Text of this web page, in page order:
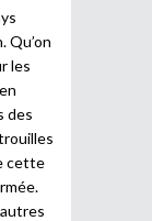
Qu’on
les
des
cette